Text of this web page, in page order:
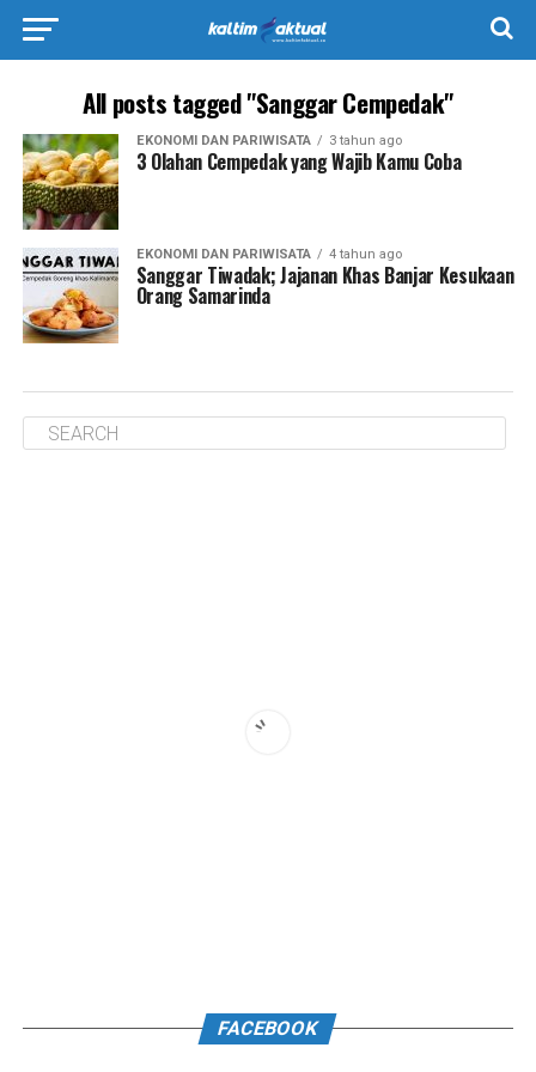
All posts tagged "Sanggar Cempedak"
EKONOMI DAN PARIWISATA 3 tahun ago
3 Olahan Cempedak yang Wajib Kamu Coba
EKONOMI DAN PARIWISATA 4 tahun ago
Sanggar Tiwadak; Jajanan Khas Banjar Kesukaan
Orang Samarinda
FACEBOOK